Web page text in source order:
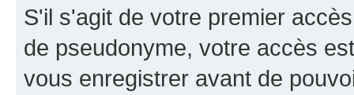
S'il s'agit de votre premier
de pseudonyme, votre accès
vous enregistrer avant de